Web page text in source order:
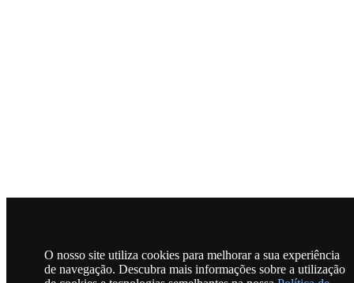
O nosso site utiliza cookies para melhorar a sua experiência
de navegação. Descubra mais informações sobre a utilização